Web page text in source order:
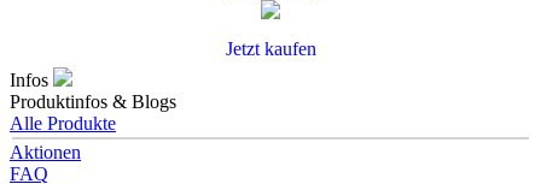
Jetzt kaufen
Infos
Produktinfos & Blogs
Alle Produkte
Aktionen
FAQ